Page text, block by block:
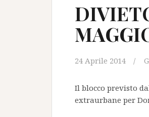
24 Aprile 2014
Il blocco previsto
extraurbane per